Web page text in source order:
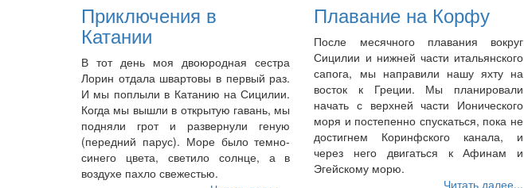
Приключения в
Катании
В тот день моя двоюродная сестра
Лорин отдала швартовы в первый раз.
И мы поплыли в Катанию на Сицилии.
Когда мы вышли в открытую гавань, мы
подняли грот и развернули геную
(передний парус). Море было темно-
синего цвета, светило солнце, а в
воздухе пахло свежестью.
Плавание на Корфу
После месячного плавания вокруг
Сицилии и нижней части итальянского
сапога, мы направили нашу яхту на
восток к Греции. Мы планировали
начать с верхней части Ионического
моря и постепенно спускаться, пока не
достигнем Коринфского канала, и
через него двигаться к Афинам и
Эгейскому морю.
Читать далее...